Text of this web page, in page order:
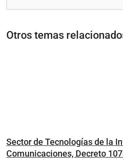
Otros temas
Sector de Tecnologías de la
Comunicaciones, Decreto